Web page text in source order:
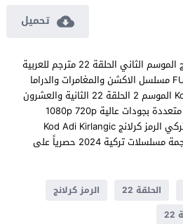
تحميل
مشاهدة مسلسل الرمز كرلانج الموسم الثاني الحلقة 22 مترجم للعربية
اون لاين جودة عالية FULL HD مسلسل الاكشن والمغامرات والدراما
الرمز كرلانج Kod Adi Kirlangic الموسم 2 الحلقة 22 الثانية والعشرون
كاملة تحميل مباشر سيرفرات متعددة بجودات عالية 1080p 720p
480p مشاهدة المسلسل التركي الرمز كرلانج Kod Adi Kirlangic
الموسم الثاني حلقة 22 مترجمة مسلسلات تركية 2024 حصرياً على
الحلقة 22
الرمز كرلانج